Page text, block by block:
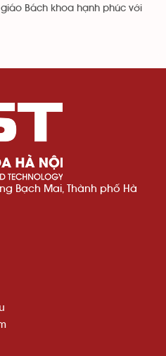
Bách khoa hạnh phúc với
Bạch Mai, Thành phố Hà